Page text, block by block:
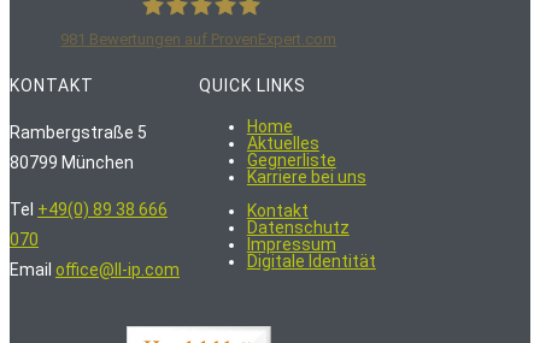
LoschelderLeisenberg Rechtsanwälte
981 Bewertungen auf ProvenExpert.com
KONTAKT
Rambergstraße 5
80799 München
Tel +49(0) 89 38 666
070
Email office@ll-ip.com
QUICK LINKS
Home
Aktuelles
Gegnerliste
Karriere bei uns
Kontakt
Datenschutz
Impressum
Digitale Identität